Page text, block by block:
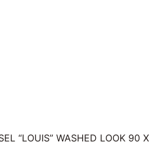
“LOUIS” WASHED LOOK 90 X